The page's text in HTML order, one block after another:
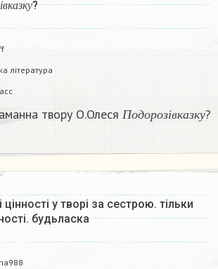
ів ка зк у ?
література
твору О.Олеся П о д о р о з і в ка з к у
По д з ку
?
цінності у творі за сестрою. тільки
будьласка​